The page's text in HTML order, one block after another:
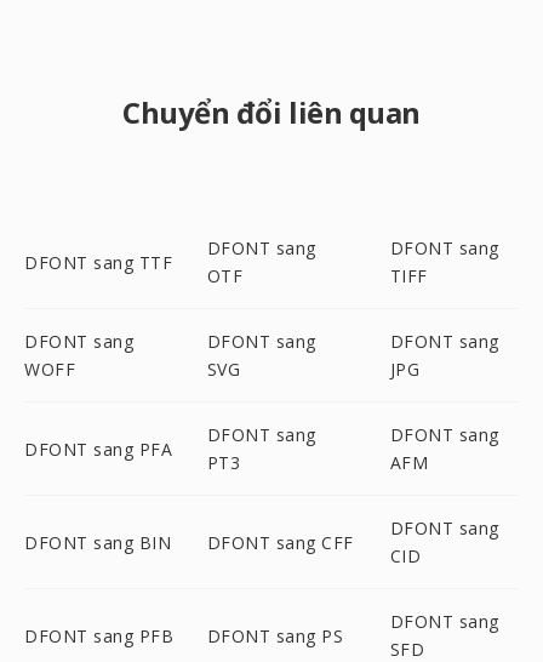
Chuyển đổi liên quan
DFONT sang TTF
DFONT sang
OTF
DFONT sang
TIFF
DFONT sang
WOFF
DFONT sang
SVG
DFONT sang
JPG
DFONT sang PFA
DFONT sang
PT3
DFONT sang
AFM
DFONT sang BIN DFONT sang CFF
DFONT sang
CID
DFONT sang PFB DFONT sang PS
DFONT sang
SFD